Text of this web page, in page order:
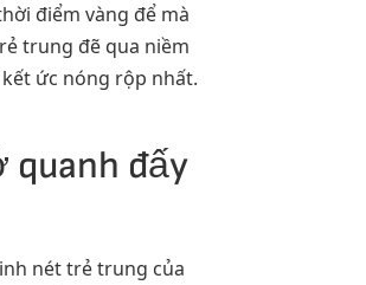
điểm vàng để mà
trung đẽ qua niềm
ức nóng rộp nhất.
quanh đấy
nét trẻ trung của